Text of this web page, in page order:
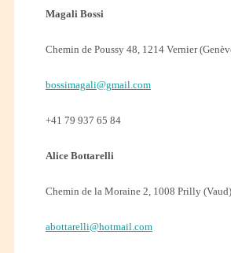
Magali Bossi
Chemin de Poussy 48, 1214 Vernier
bossimagali@gmail.com
+41 79 937 65 84
Alice Bottarelli
Chemin de la Moraine 2, 1008 Prilly (Vaud)
abottarelli@hotmail.com